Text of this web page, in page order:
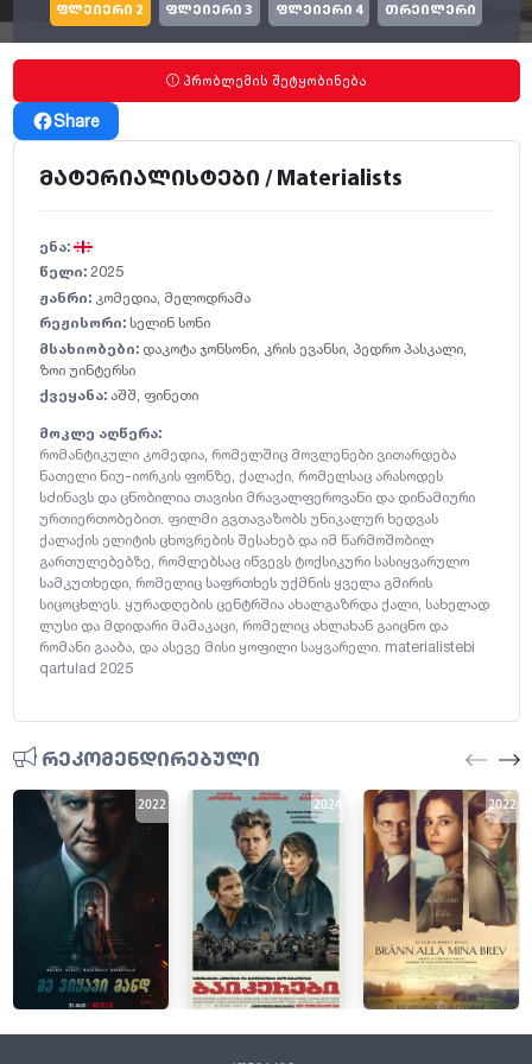
ფლეიერი 2 ფლეიერი 3 ფლეიერი 4 თრეილერი
პრობლემის შეტყობინება
Share
მატერიალისტები / Materialists
ენა:
წელი: 2025
ჟანრი: კომედია, მელოდრამა
რეჟისორი: სელინ სონი
მსახიობები: დაკოტა ჯონსონი, კრის ევანსი, პედრო პასკალი,
ზოი უინტერსი
ქვეყანა: აშშ, ფინეთი
მოკლე აღწერა:
რომანტიკული კომედია, რომელშიც მოვლენები ვითარდება
ნათელი ნიუ-იორკის ფონზე, ქალაქი, რომელსაც არასოდეს
სძინავს და ცნობილია თავისი მრავალფეროვანი და დინამიური
ურთიერთობებით. ფილმი გვთავაზობს უნიკალურ ხედვას
ქალაქის ელიტის ცხოვრების შესახებ და იმ წარმოშობილ
გართულებებზე, რომლებსაც იწვევს ტოქსიკური სასიყვარულო
სამკუთხედი, რომელიც საფრთხეს უქმნის ყველა გმირის
სიცოცხლეს. ყურადღების ცენტრშია ახალგაზრდა ქალი, სახელად
ლუსი და მდიდარი მამაკაცი, რომელიც ახლახან გაიცნო და
რომანი გააბა, და ასევე მისი ყოფილი საყვარელი. materialistebi
qartulad 2025
რეკომენდირებული
2022 2024 2022